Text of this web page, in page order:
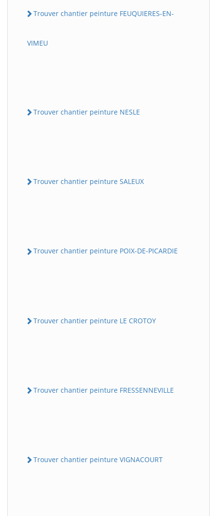
Trouver chantier peinture FEUQUIERES-EN-
VIMEU
Trouver chantier peinture NESLE
Trouver chantier peinture SALEUX
Trouver chantier peinture POIX-DE-PICARDIE
Trouver chantier peinture LE CROTOY
Trouver chantier peinture FRESSENNEVILLE
Trouver chantier peinture VIGNACOURT